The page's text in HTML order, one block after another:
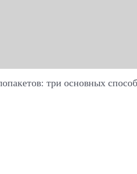
три основных